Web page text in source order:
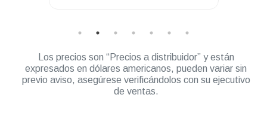
Los precios son “Precios a distribuidor” y están
expresados en dólares americanos, pueden variar sin
previo aviso, asegúrese verificándolos con su ejecutivo
de ventas.